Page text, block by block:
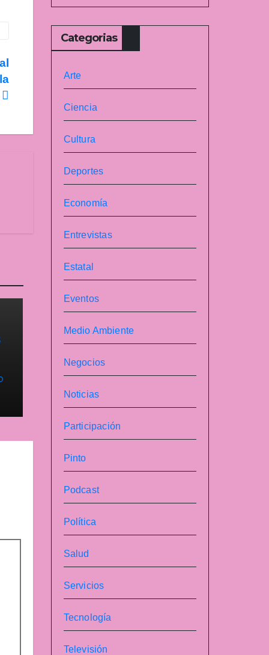
Categorias
Arte
Ciencia
Cultura
Deportes
Economía
Entrevistas
Estatal
Eventos
Medio Ambiente
Negocios
Noticias
Participación
Pinto
Podcast
Política
Salud
Servicios
Tecnología
Televisión